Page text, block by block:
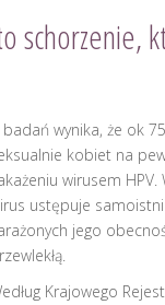
schorzenie,
badań wynika, że ok
kobiet na
wirusem
ustępuje
jego
Krajowego